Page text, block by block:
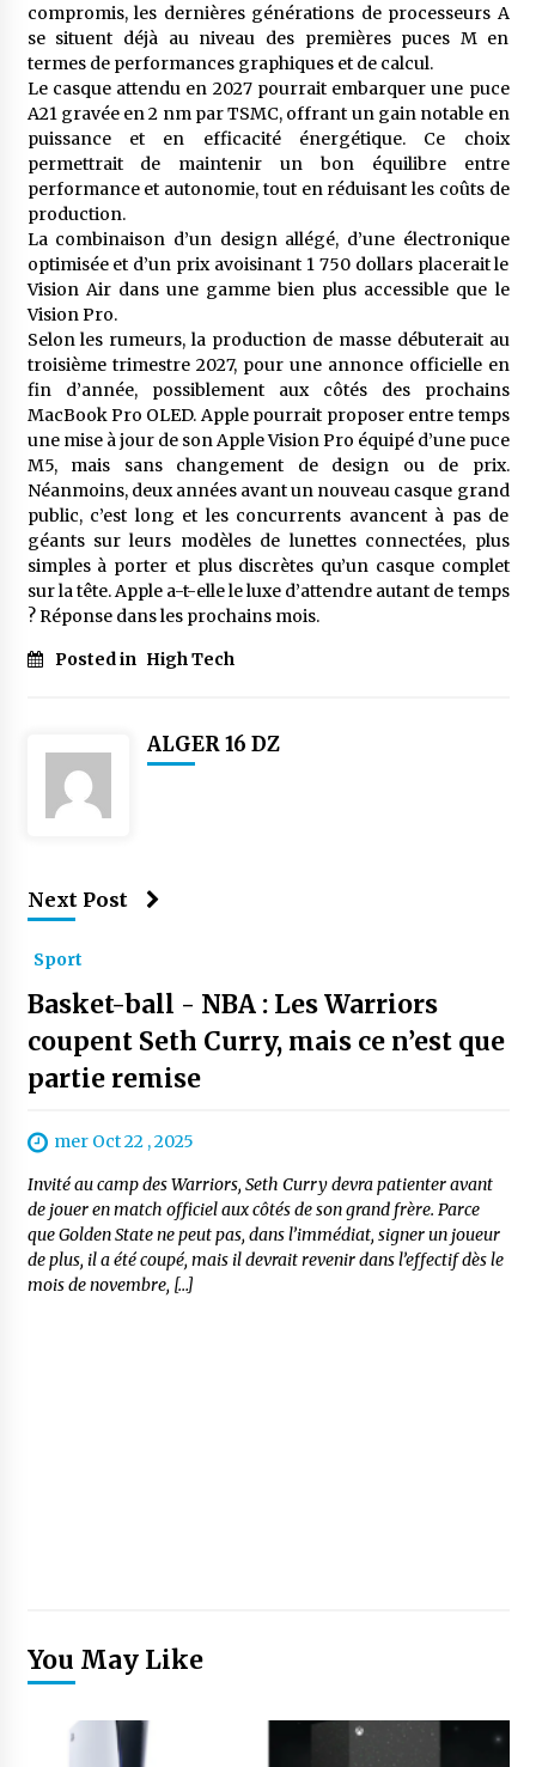
compromis, les dernières générations de processeurs A
se situent déjà au niveau des premières puces M en
termes de performances graphiques et de calcul.
Le casque attendu en 2027 pourrait embarquer une puce
A21 gravée en 2 nm par TSMC, offrant un gain notable en
puissance et en efficacité énergétique. Ce choix
permettrait de maintenir un bon équilibre entre
performance et autonomie, tout en réduisant les coûts de
production.
La combinaison d’un design allégé, d’une électronique
optimisée et d’un prix avoisinant 1 750 dollars placerait le
Vision Air dans une gamme bien plus accessible que le
Vision Pro.
Selon les rumeurs, la production de masse débuterait au
troisième trimestre 2027, pour une annonce officielle en
fin d’année, possiblement aux côtés des prochains
MacBook Pro OLED. Apple pourrait proposer entre temps
une mise à jour de son Apple Vision Pro équipé d’une puce
M5, mais sans changement de design ou de prix.
Néanmoins, deux années avant un nouveau casque grand
public, c’est long et les concurrents avancent à pas de
géants sur leurs modèles de lunettes connectées, plus
simples à porter et plus discrètes qu’un casque complet
sur la tête. Apple a-t-elle le luxe d’attendre autant de temps
? Réponse dans les prochains mois.
Posted in High Tech
ALGER 16 DZ
Next Post
Sport
Basket-ball - NBA : Les Warriors
coupent Seth Curry, mais ce n’est que
partie remise
mer Oct 22 , 2025
Invité au camp des Warriors, Seth Curry devra patienter avant
de jouer en match officiel aux côtés de son grand frère. Parce
que Golden State ne peut pas, dans l’immédiat, signer un joueur
de plus, il a été coupé, mais il devrait revenir dans l’effectif dès le
mois de novembre, […]
You May Like